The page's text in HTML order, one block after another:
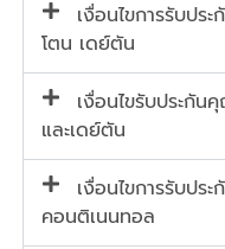
เงื่อนไขการรับปร
โตน เดย์ตัน
เงื่อนไขรับประกั
และเดย์ตัน
เงื่อนไขการรับป
คอนติเนนทอล